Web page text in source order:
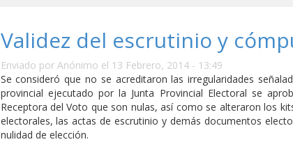
Validez del escrutinio y
Enviado por Anónimo el 13 Febrero, 2014 - 13:49
Se consideró que no se acreditaron las irregularidades
provincial ejecutado por la Junta Provincial Electoral se
Receptora del Voto que son nulas, así como se alteraron los
electorales, las actas de escrutinio y demás documentos
nulidad de elección.